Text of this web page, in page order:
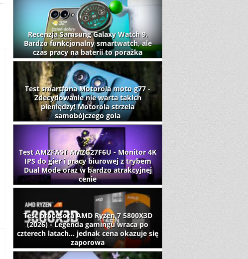
Recenzja Samsung Galaxy Watch 9.
Bardzo funkcjonalny smartwatch, ale
czas pracy na baterii to porażka
Test smartfona Motorola moto g77 -
Zdecydowanie nie warta takich
pieniędzy! Motorola strzela
samobójczego gola
Test AMZFAST AMZG27F6U - Monitor 4K
IPS do gier i pracy biurowej z trybem
Dual Mode oraz w bardzo atrakcyjnej
cenie
Test procesora AMD Ryzen 7 5800X3D
(2026) - Legenda gamingu wraca po
czterech latach... jednak cena okazuje się
zaporowa